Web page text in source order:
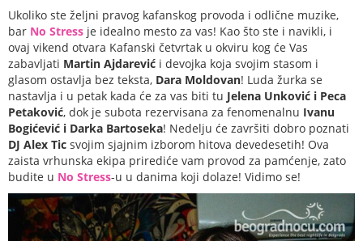
Ukoliko ste željni pravog kafanskog provoda i odlične muzike,
bar No Stress je idealno mesto za vas! Kao što ste i navikli, i
ovaj vikend otvara Kafanski četvrtak u okviru kog će Vas
zabavljati Martin Ajdarević i devojka koja svojim stasom i
glasom ostavlja bez teksta, Dara Moldovan! Luda žurka se
nastavlja i u petak kada će za vas biti tu Jelena Unković i Peca
Petaković, dok je subota rezervisana za fenomenalnu Ivanu
Bogićević i Darka Bartoseka! Nedelju će završiti dobro poznati
DJ Alex Tic svojim sjajnim izborom hitova devedesetih! Ova
zaista vrhunska ekipa prirediće vam provod za pamćenje, zato
budite u No Stress-u u danima koji dolaze! Vidimo se!